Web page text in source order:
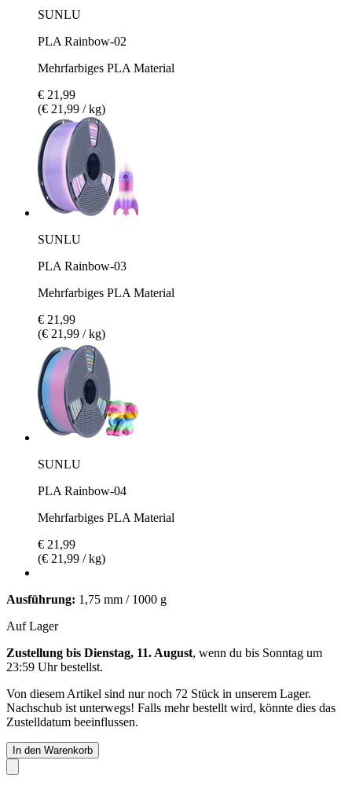
SUNLU
PLA Rainbow-02
Mehrfarbiges PLA Material
€ 21,99
(€ 21,99 / kg)
SUNLU
PLA Rainbow-03
Mehrfarbiges PLA Material
€ 21,99
(€ 21,99 / kg)
SUNLU
PLA Rainbow-04
Mehrfarbiges PLA Material
€ 21,99
(€ 21,99 / kg)
Ausführung: 1,75 mm / 1000 g
Auf Lager
Zustellung bis Dienstag, 11. August, wenn du bis Sonntag um
23:59 Uhrbestellst.
Von diesem Artikel sind nur noch 72 Stück in unserem Lager.
Nachschub ist unterwegs! Falls mehr bestellt wird, könnte dies das
Zustelldatum beeinflussen.
In den Warenkorb